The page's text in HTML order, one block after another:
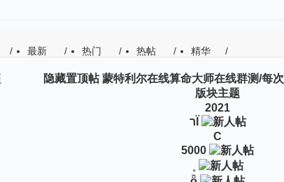
/ 最新 / 热门 / 热帖 / 精华 /
回复/查看 最后发表
隐藏置顶帖 蒙特利尔在线算命大师在线群测/每
版块主题
2021
С
5000